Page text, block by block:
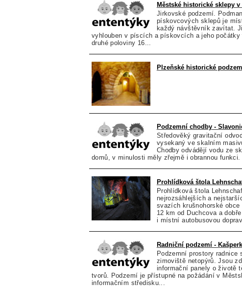
Městské historické sklepy v
Jirkovské podzemí.
pískovcových sklepů je
každý návštěvník zavítat.
vyhlouben v píscích a pískovcích a jeho počátky
druhé poloviny 16...
Plzeňské historické
Podzemní chodby -
Středověký gravitační
vysekaný ve skalním
Chodby odvádějí vodu ze
domů, v minulosti měly zřejmě i obrannou funkci.
Prohlídková štola
Prohlídková štola
nejrozsáhlejších a
svazích krušnohorské obce
12 km od Duchcova a
i místní autobusovou
Radniční podzemí -
Podzemní prostory radnice
zimoviště netopýrů. Jsou
informační panely o životě
tvorů. Podzemí je přístupné na požádání v
informačním středisku...